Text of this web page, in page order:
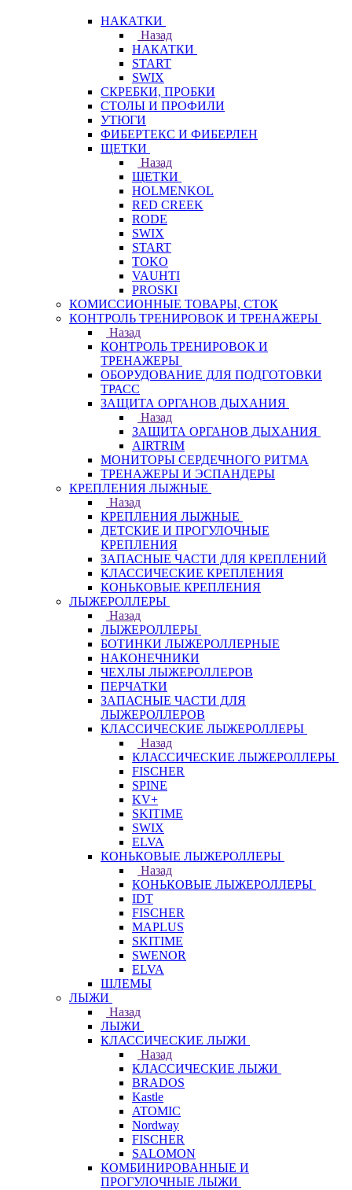
НАКАТКИ
Назад
НАКАТКИ
START
SWIX
СКРЕБКИ, ПРОБКИ
СТОЛЫ И ПРОФИЛИ
УТЮГИ
ФИБЕРТЕКС И ФИБЕРЛЕН
ЩЕТКИ
Назад
ЩЕТКИ
HOLMENKOL
RED CREEK
RODE
SWIX
START
TOKO
VAUHTI
PROSKI
КОМИССИОННЫЕ ТОВАРЫ, СТОК
КОНТРОЛЬ ТРЕНИРОВОК И ТРЕНАЖЕРЫ
Назад
КОНТРОЛЬ ТРЕНИРОВОК И
ТРЕНАЖЕРЫ
ОБОРУДОВАНИЕ ДЛЯ ПОДГОТОВКИ
ТРАСС
ЗАЩИТА ОРГАНОВ ДЫХАНИЯ
Назад
ЗАЩИТА ОРГАНОВ ДЫХАНИЯ
AIRTRIM
МОНИТОРЫ СЕРДЕЧНОГО РИТМА
ТРЕНАЖЕРЫ И ЭСПАНДЕРЫ
КРЕПЛЕНИЯ ЛЫЖНЫЕ
Назад
КРЕПЛЕНИЯ ЛЫЖНЫЕ
ДЕТСКИЕ И ПРОГУЛОЧНЫЕ
КРЕПЛЕНИЯ
ЗАПАСНЫЕ ЧАСТИ ДЛЯ КРЕПЛЕНИЙ
КЛАССИЧЕСКИЕ КРЕПЛЕНИЯ
КОНЬКОВЫЕ КРЕПЛЕНИЯ
ЛЫЖЕРОЛЛЕРЫ
Назад
ЛЫЖЕРОЛЛЕРЫ
БОТИНКИ ЛЫЖЕРОЛЛЕРНЫЕ
НАКОНЕЧНИКИ
ЧЕХЛЫ ЛЫЖЕРОЛЛЕРОВ
ПЕРЧАТКИ
ЗАПАСНЫЕ ЧАСТИ ДЛЯ
ЛЫЖЕРОЛЛЕРОВ
КЛАССИЧЕСКИЕ ЛЫЖЕРОЛЛЕРЫ
Назад
КЛАССИЧЕСКИЕ ЛЫЖЕРОЛЛЕРЫ
FISCHER
SPINE
KV+
SKITIME
SWIX
ELVA
КОНЬКОВЫЕ ЛЫЖЕРОЛЛЕРЫ
Назад
КОНЬКОВЫЕ ЛЫЖЕРОЛЛЕРЫ
IDT
FISCHER
MAPLUS
SKITIME
SWENOR
ELVA
ШЛЕМЫ
ЛЫЖИ
Назад
ЛЫЖИ
КЛАССИЧЕСКИЕ ЛЫЖИ
Назад
КЛАССИЧЕСКИЕ ЛЫЖИ
BRADOS
Kastle
ATOMIC
Nordway
FISCHER
SALOMON
КОМБИНИРОВАННЫЕ И
ПРОГУЛОЧНЫЕ ЛЫЖИ